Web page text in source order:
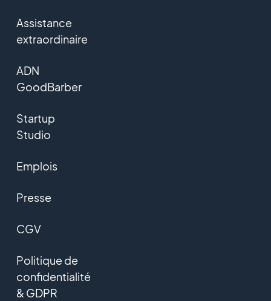
Assistance
extraordinaire
ADN
GoodBarber
Startup
Studio
Emplois
Presse
CGV
Politique de
confidentialité
& GDPR